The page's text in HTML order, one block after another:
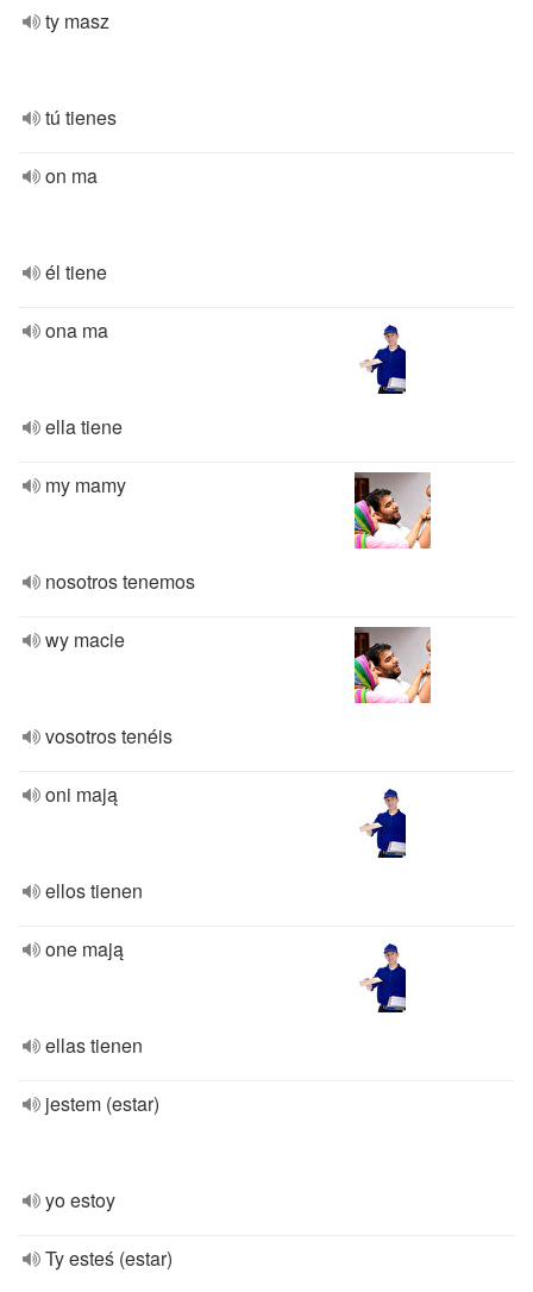
ty masz
tú tienes
on ma
él tiene
ona ma
ella tiene
my mamy
nosotros tenemos
wy macie
vosotros tenéis
oni mają
ellos tienen
one mają
ellas tienen
jestem (estar)
yo estoy
Ty esteś (estar)